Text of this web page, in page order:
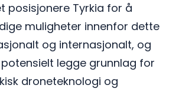
posisjonere Tyrkia for å
muligheter innenfor dette
og internasjonalt, og
legge grunnlag for
droneteknologi og